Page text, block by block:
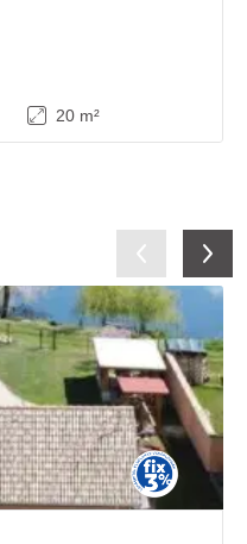
20 m²